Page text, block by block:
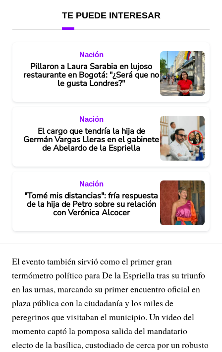
TE PUEDE INTERESAR
Nación
Pillaron a Laura Sarabia en lujoso
restaurante en Bogotá: "¿Será que no
le gusta Londres?"
Nación
El cargo que tendría la hija de
Germán Vargas Lleras en el gabinete
de Abelardo de la Espriella
Nación
"Tomé mis distancias": fría respuesta
de la hija de Petro sobre su relación
con Verónica Alcocer
El evento también sirvió como el primer gran
termómetro político para De la Espriella tras su triunfo
en las urnas, marcando su primer encuentro oficial en
plaza pública con la ciudadanía y los miles de
peregrinos que visitaban el municipio. Un video del
momento captó la pomposa salida del mandatario
electo de la basílica, custodiado de cerca por un robusto